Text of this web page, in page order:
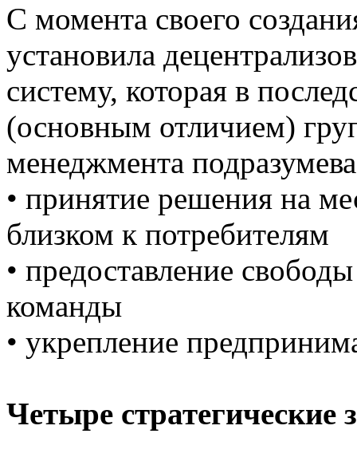
С момента своего
установила
систему, которая в
(основным отличием)
менеджмента
• принятие решения на
близком к потребителям
• предоставление
команды
• укрепление
Четыре стратегические